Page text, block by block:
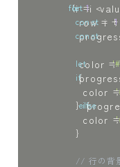
for
(
let
i =
1
;
i <
const
row =
i +
1
;
const
let
color =
;
if(
        color
=
;
}else
if(
        color
=
;
}
// 行の背